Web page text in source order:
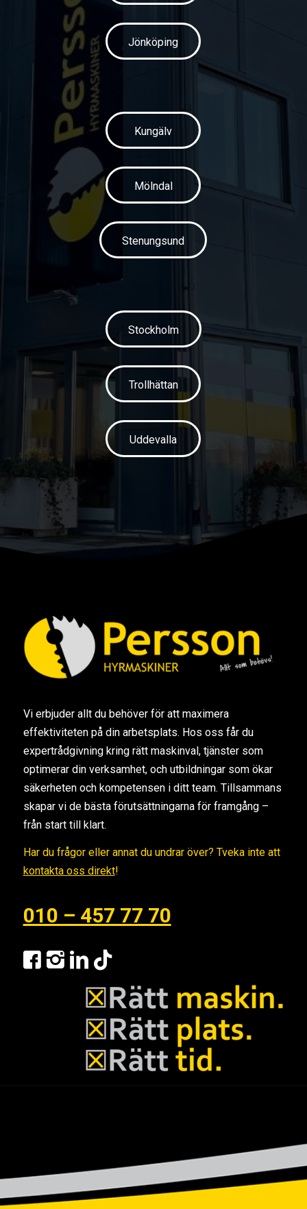
Jönköping
Kungälv
Mölndal
Stenungsund
Stockholm
Trollhättan
Uddevalla
Vi erbjuder allt du behöver för att maximera
effektiviteten på din arbetsplats. Hos oss får du
expertrådgivning kring rätt maskinval, tjänster som
optimerar din verksamhet, och utbildningar som ökar
säkerheten och kompetensen i ditt team. Tillsammans
skapar vi de bästa förutsättningarna för framgång –
från start till klart.
Har du frågor eller annat du undrar över? Tveka inte att
kontakta oss direkt!
010 – 457 77 70